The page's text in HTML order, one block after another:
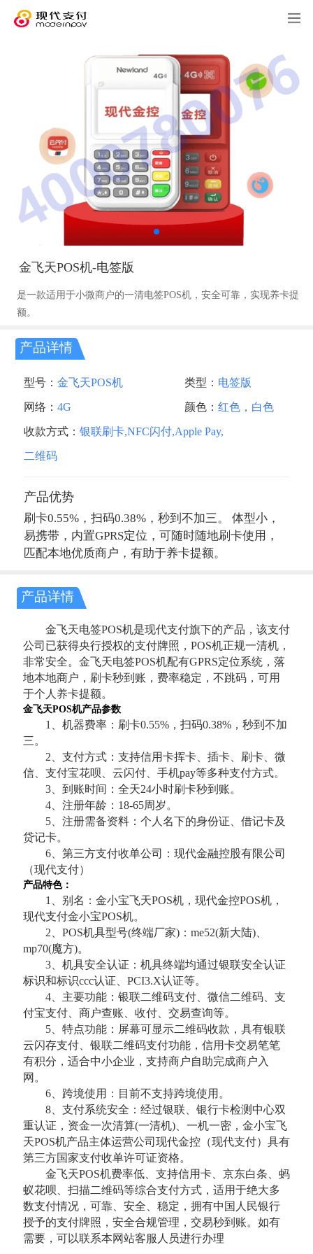
金飞天POS机-电签版
是一款适用于小微商户的一清电签POS机，安全可靠，实现养卡提
额。
产品详情
型号：金飞天POS机 类型： 电签版
网络：4G 颜色：红色，白色
收款方式：银联刷卡,NFC闪付,Apple Pay,
二维码
产品优势
刷卡0.55%，扫码0.38%，秒到不加三。 体型小，
易携带，内置GPRS定位，可随时随地刷卡使用，
匹配本地优质商户，有助于养卡提额。
产品详情
金飞天电签POS机是现代支付旗下的产品，该支付
公司已获得央行授权的支付牌照，POS机正规一清机，
非常安全。金飞天电签POS机配有GPRS定位系统，落
地本地商户，刷卡秒到账，费率稳定，不跳码，可用
于个人养卡提额。
金飞天POS机产品参数
1、机器费率：刷卡0.55%，扫码0.38%，秒到不加
三。
2、支付方式：支持信用卡挥卡、插卡、刷卡、微
信、支付宝花呗、云闪付、手机pay等多种支付方式。
3、到账时间：全天24小时刷卡秒到账。
4、注册年龄：18-65周岁。
5、注册需备资料：个人名下的身份证、借记卡及
贷记卡。
6、第三方支付收单公司：现代金融控股有限公司
（现代支付）
产品特色：
1、别名：金小宝飞天POS机，现代金控POS机，
现代支付金小宝POS机。
2、POS机具型号(终端厂家)：me52(新大陆)、
mp70(魔方)。
3、机具安全认证：机具终端均通过银联安全认证
标识和标识ccc认证、PCI3.X认证等。
4、主要功能：银联二维码支付、微信二维码、支
付宝支付、商户查账、收付、交易查询等。
5、特点功能：屏幕可显示二维码收款，具有银联
云闪存支付、银联二维码支付功能，信用卡交易笔笔
有积分，适合中小企业，支持商户自助完成商户入
网。
6、跨境使用：目前不支持跨境使用。
8、支付系统安全：经过银联、银行卡检测中心双
重认证，资金一次清算(一清机)、一机一密，金小宝飞
天POS机产品主体运营公司现代金控（现代支付）具有
第三方国家支付收单许可证资格。
金飞天POS机费率低、支持信用卡、京东白条、蚂
蚁花呗、扫描二维码等综合支付方式，适用于绝大多
数支付情况，可靠、安全、稳定，拥有中国人民银行
授予的支付牌照，安全合规管理，交易秒到账。如有
需要，可以联系本网站客服人员进行办理